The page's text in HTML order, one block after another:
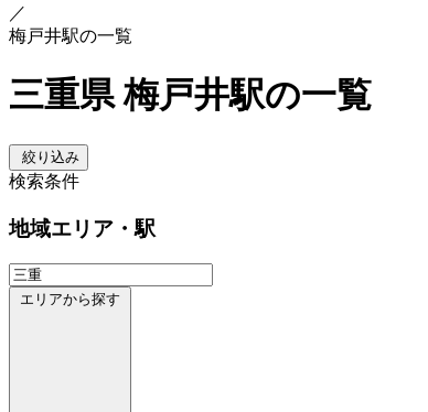
／
梅戸井駅の一覧
三重県 梅戸井駅の一覧
絞り込み
検索条件
地域エリア・駅
エリアから探す